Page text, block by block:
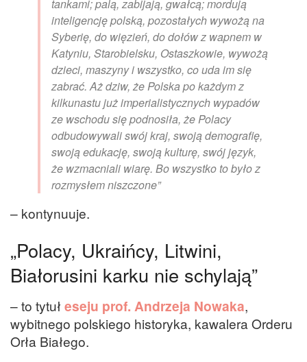
tankami; palą, zabijają, gwałcą; mordują
inteligencję polską, pozostałych wywożą na
Syberię, do więzień, do dołów z wapnem w
Katyniu, Starobielsku, Ostaszkowie, wywożą
dzieci, maszyny i wszystko, co uda im się
zabrać. Aż dziw, że Polska po każdym z
kilkunastu już imperialistycznych wypadów
ze wschodu się podnosiła, że Polacy
odbudowywali swój kraj, swoją demografię,
swoją edukację, swoją kulturę, swój język,
że wzmacniali wiarę. Bo wszystko to było z
rozmysłem niszczone”
– kontynuuje.
„Polacy, Ukraińcy, Litwini,
Białorusini karku nie schylają”
– to tytuł eseju prof. Andrzeja Nowaka,
wybitnego polskiego historyka, kawalera Orderu
Orła Białego.